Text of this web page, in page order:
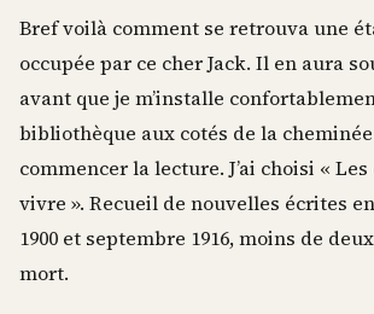
Bref voilà comment se retrouva une
occupée par ce cher Jack. Il en aura
avant que je m’installe
bibliothèque aux cotés de la
commencer la lecture. J’ai choisi «
vivre ». Recueil de nouvelles écrites
1900 et septembre 1916, moins de
mort.